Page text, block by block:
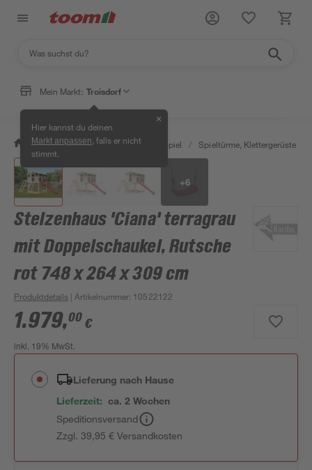
Mein Markt: Troisdorf
Hier kannst du deinen
Markt anpassen , falls er nicht
stimmt.
✕
/ Garten & Freizeit / Outdoor & Spiel / Spieltürme, Klettergerüste &
+6
Stelzenhaus 'Ciana' terragrau
mit Doppelschaukel, Rutsche
rot 748 x 264 x 309 cm
Produktdetails | Artikelnummer: 10522122
1.979,00 €
inkl. 19% MwSt.
Lieferung nach Hause
Lieferzeit: ca. 2 Wochen
Speditionsversand
Zzgl. 39,95 € Versandkosten